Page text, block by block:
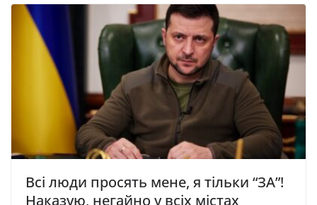
Всі люди просять мене, я тільки “ЗА”!
Наказую, негайно у всіх містах